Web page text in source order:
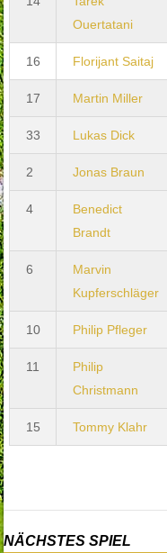
Ouertatani
16 Florijant Saitaj
17 Martin Miller
33 Lukas Dick
2 Jonas Braun
4
Benedict
Brandt
6
Marvin
Kupferschläger
10 Philip Pfleger
11
Philip
Christmann
15 Tommy Klahr
NÄCHSTES SPIEL